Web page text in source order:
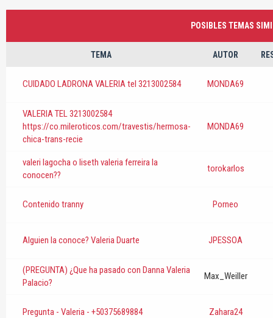
POSIBLES TEMAS
TEMA AUTOR
CUIDADO LADRONA VALERIA tel 3213002584 MONDA69
VALERIA TEL 3213002584
https://co.mileroticos.com/travestis/hermosa-
chica-trans-recie
MONDA69
valeri lagocha o liseth valeria ferreira la
conocen??
torokarlos
Contenido tranny Porneo
Alguien la conoce? Valeria Duarte JPESSOA
(PREGUNTA) ¿Que ha pasado con Danna Valeria
Palacio?
Max_Weiller
Pregunta - Valeria - +50375689884 Zahara24